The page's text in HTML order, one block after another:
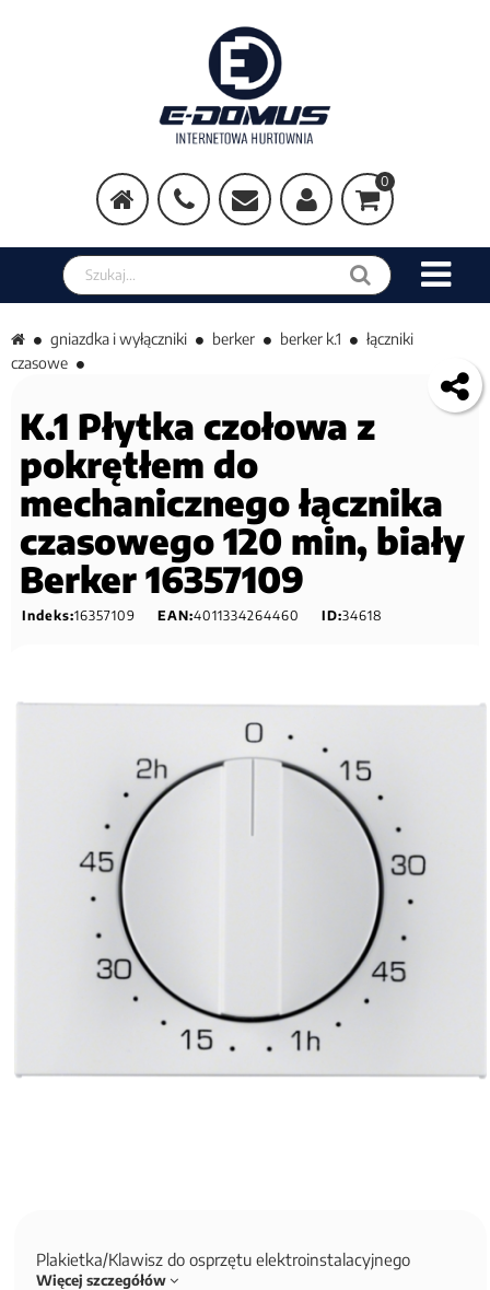
0
Szukaj w sklepie
gniazdka i wyłączniki berker berker k.1
łączniki
czasowe
K.1 Płytka czołowa z
pokrętłem do
mechanicznego łącznika
czasowego 120 min, biały
Berker 16357109
Indeks:16357109 EAN:4011334264460 ID:34618
Plakietka/Klawisz do osprzętu elektroinstalacyjnego
Więcej szczegółów